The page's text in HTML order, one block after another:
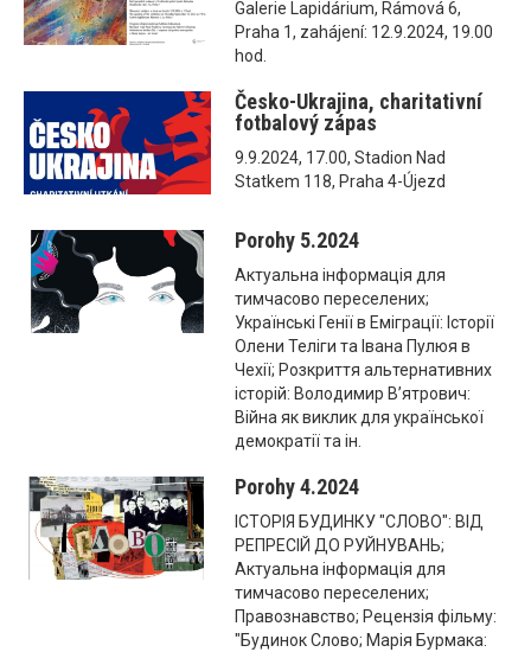
Galerie Lapidárium, Rámová 6,
Praha 1, zahájení: 12.9.2024, 19.00
hod.
Česko-Ukrajina, charitativní
fotbalový zápas
9.9.2024, 17.00, Stadion Nad
Statkem 118, Praha 4-Újezd
Porohy 5.2024
Актуальна інформація для
тимчасово переселених;
Українські Генії в Еміграції: Історії
Олени Теліги та Івана Пулюя в
Чехії; Розкриття альтернативних
історій: Володимир В’ятрович:
Війна як виклик для української
демократії та ін.
Porohy 4.2024
ІСТОРІЯ БУДИНКУ "СЛОВО": ВІД
РЕПРЕСІЙ ДО РУЙНУВАНЬ;
Актуальна інформація для
тимчасово переселених;
Правознавство; Рецензія фільму:
"Будинок Слово; Марія Бурмака: